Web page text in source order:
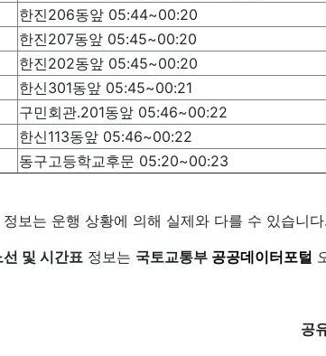
한진206동앞 05:44~00:20
한진207동앞 05:45~00:20
한진202동앞 05:45~00:20
한신301동앞 05:45~00:21
구민회관.201동앞 05:46~00:22
한신113동앞 05:46~00:22
동구고등학교후문 05:20~00:23
보는 운행 상황에 의해 실제와 다를 수 있습니
선 및 시간표 정보는 국토교통부 공공데이터포털
공